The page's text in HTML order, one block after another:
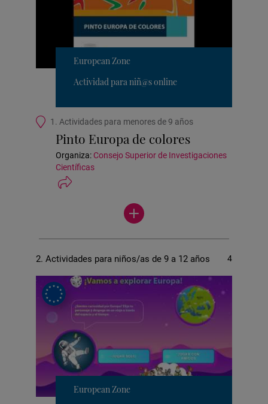
European Zone
Actividad para niñ@s online
Ubicación
actividad
1. Actividades para menores de 9 años
Pinto Europa de colores
Organiza: Consejo Superior de Investigaciones
Científicas
Ver
más
2. Actividades para niños/as de 9 a 12 años 4
European Zone